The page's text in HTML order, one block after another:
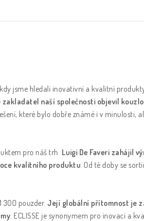
jsme hledali inovativní a kvalitní
naší společnosti objevil
které bylo dobře známé i v minulosti,
pro náš trh. Luigi De Faveri zahájil
kvalitního produktu. Od té doby se
300 pouzder. Její globální přítomnost je
. ECLISSE je synonymem pro inovaci a